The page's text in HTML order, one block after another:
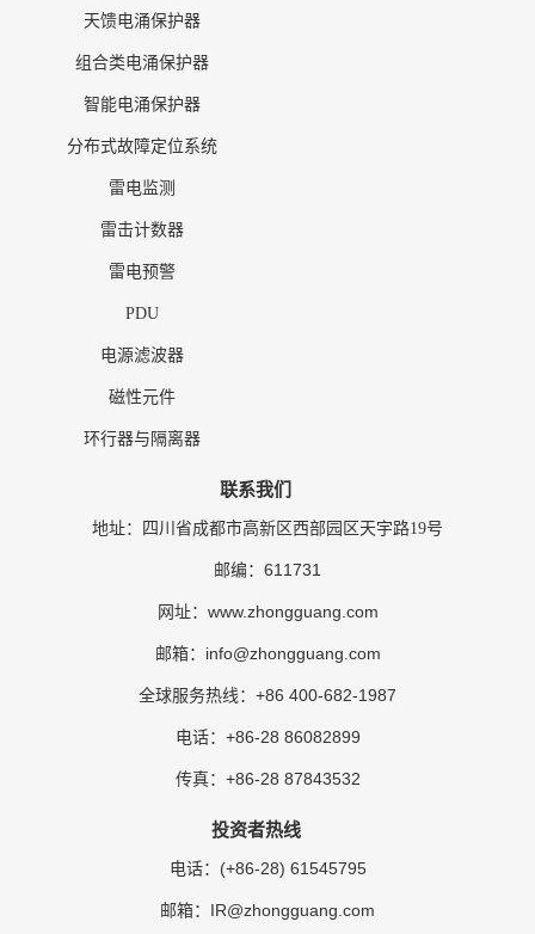
天馈电涌保护器
组合类电涌保护器
智能电涌保护器
分布式故障定位系统
雷电监测
雷击计数器
雷电预警
PDU
电源滤波器
磁性元件
环行器与隔离器
联系我们
地址：四川省成都市高新区西部园区天宇路19号
邮编： 611731
网址： www.zhongguang.com
邮箱： info@zhongguang.com
全球服务热线： +86 400-682-1987
电话： +86-28 86082899
传真： +86-28 87843532
投资者热线
电话： (+86-28) 61545795
邮箱： IR@zhongguang.com